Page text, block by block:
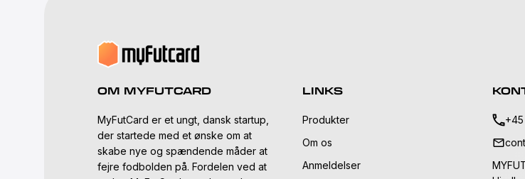
OM MYFUTCARD
MyFutCard er et ungt, dansk startup,
der startede med et ønske om at
skabe nye og spændende måder at
fejre fodbolden på. Fordelen ved at
LINKS
Produkter
Om os
Anmeldelser